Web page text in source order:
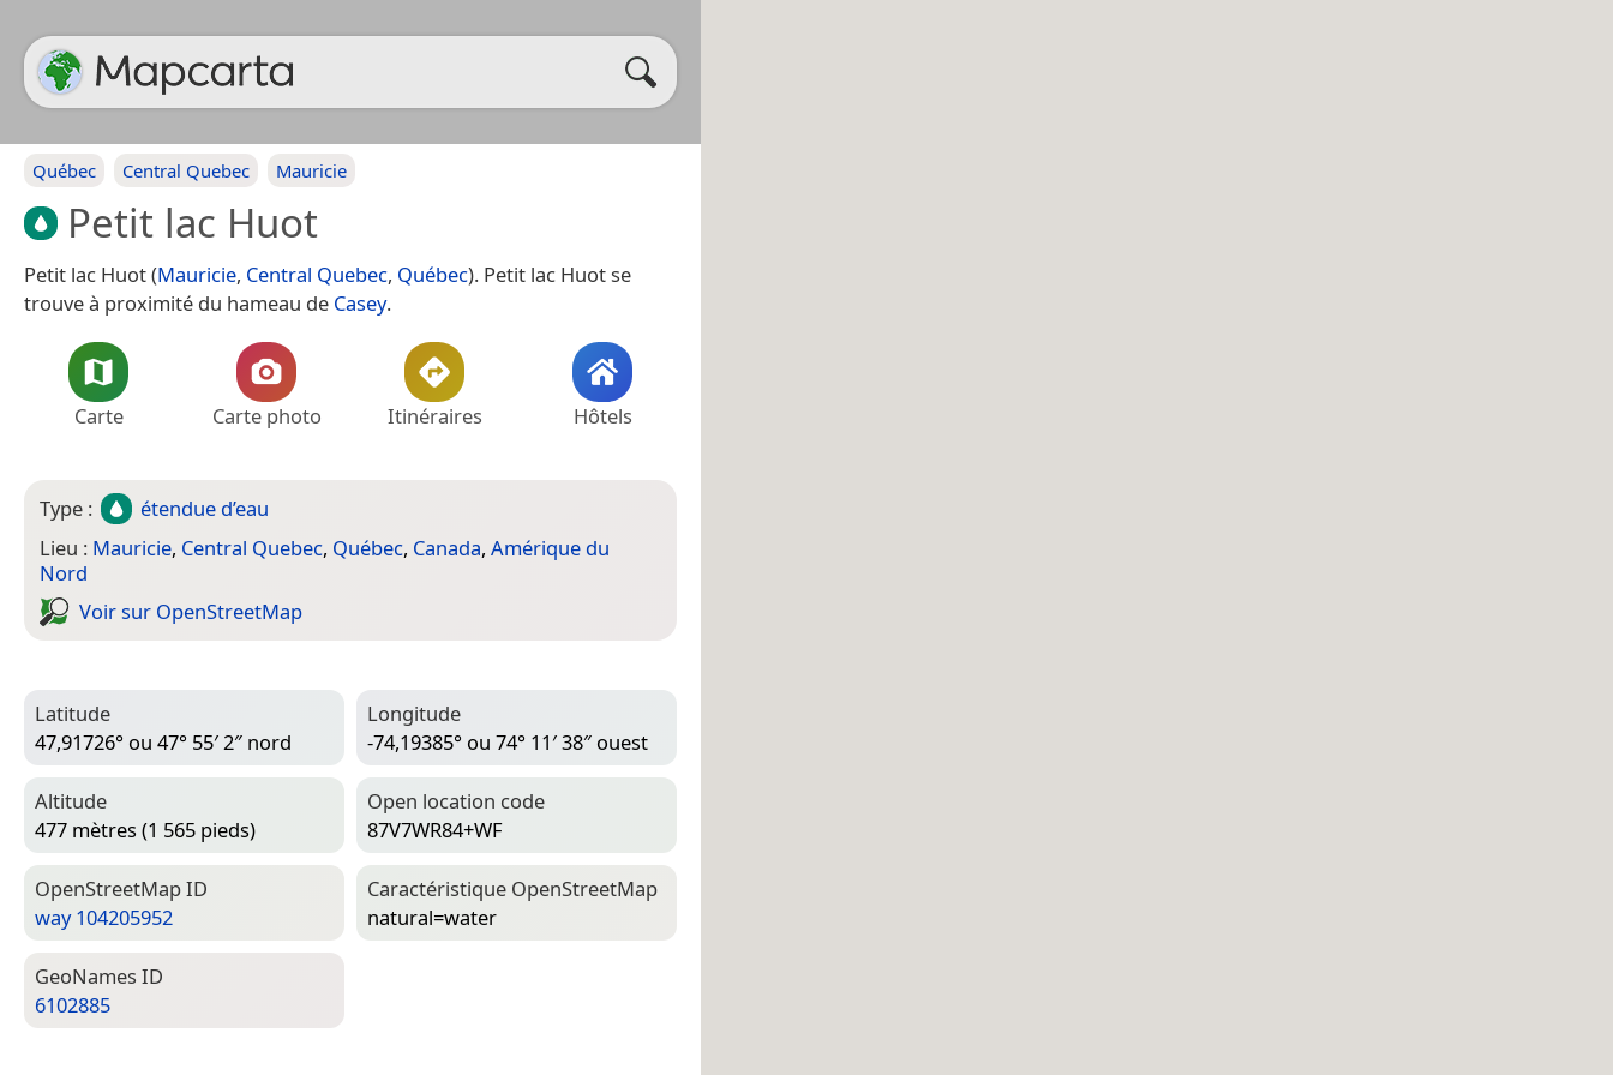
Québec Central Quebec Mauricie
Petit lac Huot
Petit lac Huot (Mauricie, Central Quebec, Québec). Petit lac Huot se
trouve à proximité du hameau de Casey.
Carte Carte photo Itinéraires Hôtels
Type :
étendue d’eau
Lieu : Mauricie, Central Quebec, Québec, Canada, Amérique du
Nord
Voir sur Open­Street­Map
Latitude
47,91726° ou 47° 55′ 2″ nord
Longitude
-74,19385° ou 74° 11′ 38″ ouest
Altitude
477 mètres (1 565 pieds)
Open location code
87V7WR84+WF
Open­Street­Map ID
way 104205952
Caractéristique Open­Street­Map
natural=­water
Geo­Names ID
6102885